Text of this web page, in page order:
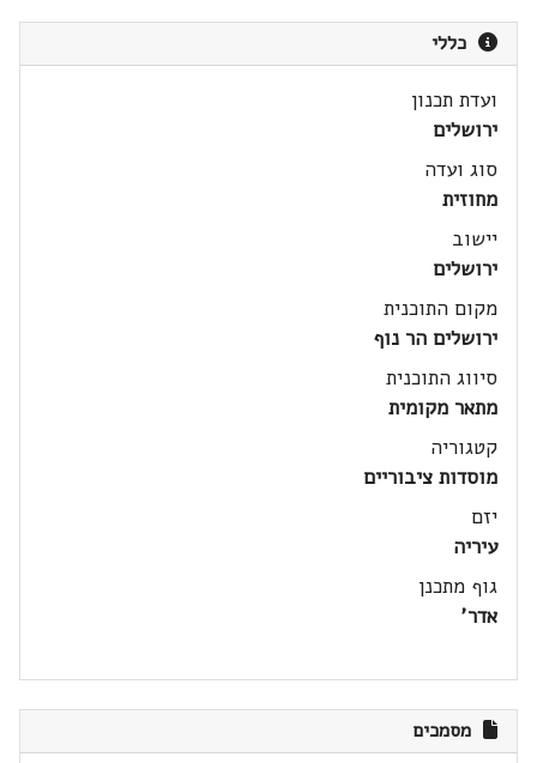
כללי
ועדת תכנון
ירושלים
סוג ועדה
מחוזית
יישוב
ירושלים
מקום התוכנית
ירושלים הר נוף
סיווג התוכנית
מתאר מקומית
קטגוריה
מוסדות ציבוריים
יזם
עיריה
גוף מתכנן
אדר'
מסמכים